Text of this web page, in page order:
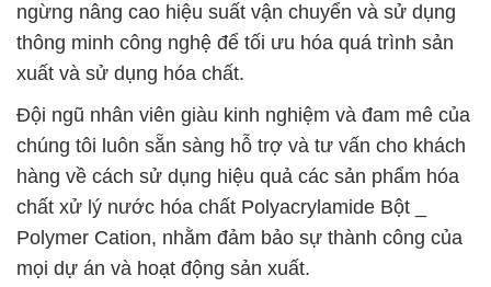
ngừng nâng cao hiệu suất vận chuyển và sử dụng
thông minh công nghệ để tối ưu hóa quá trình sản
xuất và sử dụng hóa chất.
Đội ngũ nhân viên giàu kinh nghiệm và đam mê của
chúng tôi luôn sẵn sàng hỗ trợ và tư vấn cho khách
hàng về cách sử dụng hiệu quả các sản phẩm hóa
chất xử lý nước hóa chất Polyacrylamide Bột _
Polymer Cation, nhằm đảm bảo sự thành công của
mọi dự án và hoạt động sản xuất.